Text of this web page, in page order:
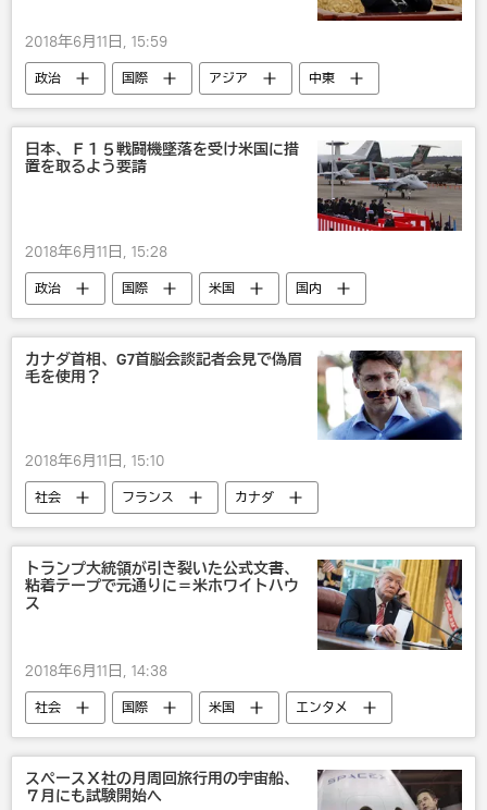
2018年6月11日, 15:59
政治 国際 アジア
中東
中国
イラン 習近平
日本、Ｆ１５戦闘機墜落を受け米国に措
置を取るよう要請
2018年6月11日, 15:28
政治 国際 米国
国内
アメリカ軍
武器・兵器 軍事
カナダ首相、G7首脳会談記者会見で偽眉
毛を使用？
2018年6月11日, 15:10
社会 フランス
カナダ
エマニュエル・マクロン
トランプ大統領が引き裂いた公式文書、
粘着テープで元通りに＝米ホワイトハウ
ス
2018年6月11日, 14:38
社会 国際 米国
エンタメ
ドナルド・トランプ
スペースＸ社の月周回旅行用の宇宙船、
７月にも試験開始へ